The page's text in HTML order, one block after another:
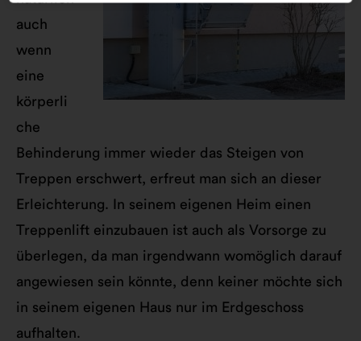
auch
wenn
eine
körperli
che
Behinderung immer wieder das Steigen von
Treppen erschwert, erfreut man sich an dieser
Erleichterung. In seinem eigenen Heim einen
Treppenlift einzubauen ist auch als Vorsorge zu
überlegen, da man irgendwann womöglich darauf
angewiesen sein könnte, denn keiner möchte sich
in seinem eigenen Haus nur im Erdgeschoss
aufhalten.